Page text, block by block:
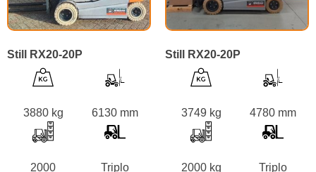
Still RX20-20P
3880 kg 6130 mm
2000 Triplo
Still RX20-20P
3749 kg 4780 mm
2000 kg Triplo